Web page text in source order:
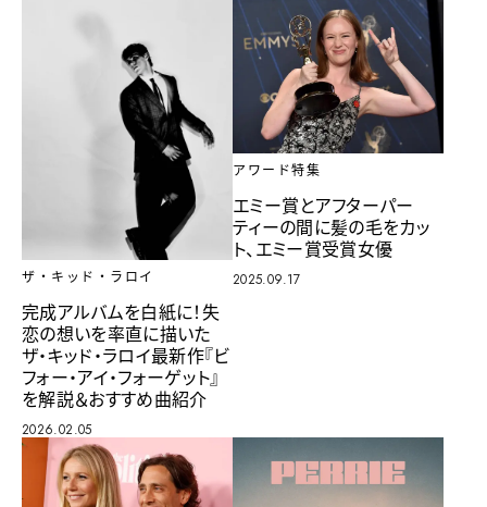
ザ・キッド・ラロイ
完成アルバムを白紙に！失
恋の想いを率直に描いた
ザ・キッド・ラロイ最新作『ビ
フォー・アイ・フォーゲット』
を解説＆おすすめ曲紹介
2026.02.05
アワード特集
エミー賞とアフターパー
ティーの間に髪の毛をカッ
ト、エミー賞受賞女優
2025.09.17